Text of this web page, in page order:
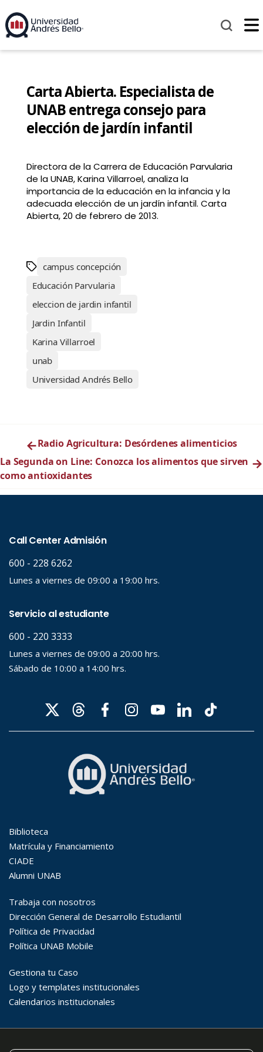
Carta Abierta. Especialista de
UNAB entrega consejo para
elección de jardín infantil
Directora de la Carrera de Educación Parvularia
de la UNAB, Karina Villarroel, analiza la
importancia de la educación en la infancia y la
adecuada elección de un jardín infantil. Carta
Abierta, 20 de febrero de 2013.
campus concepción
Educación Parvularia
eleccion de jardin infantil
Jardin Infantil
Karina Villarroel
unab
Universidad Andrés Bello
←Radio Agricultura: Desórdenes alimenticios
La Segunda on Line: Conozca los alimentos que sirven
como antioxidantes
→